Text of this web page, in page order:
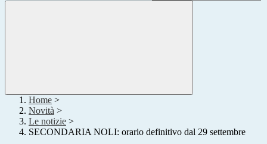
Home >
Novità >
Le notizie >
SECONDARIA NOLI: orario definitivo dal 29 settembre